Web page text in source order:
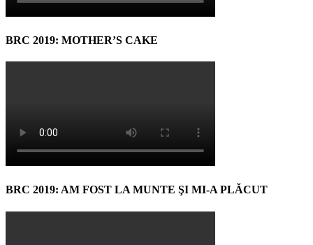
BRC 2019: MOTHER’S CAKE
BRC 2019: AM FOST LA MUNTE ŞI MI-A PLĂCUT